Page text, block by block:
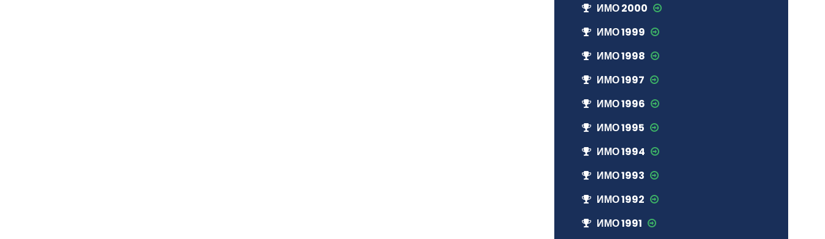
ИМО 2000
ИМО 1999
ИМО 1998
ИМО 1997
ИМО 1996
ИМО 1995
ИМО 1994
ИМО 1993
ИМО 1992
ИМО 1991